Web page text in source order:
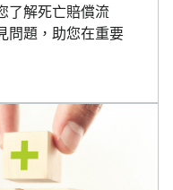
了解死亡賠償流
問題，助您在重要